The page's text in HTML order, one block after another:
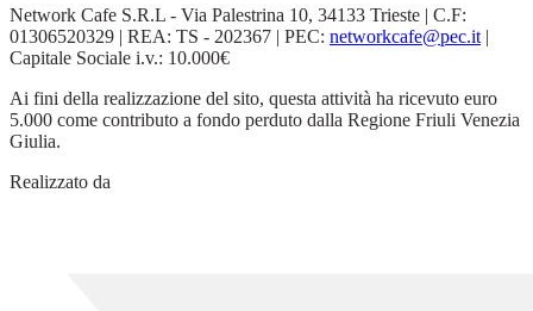
Network Cafe S.R.L - Via Palestrina 10, 34133 Trieste | C.F:
01306520329 | REA: TS - 202367 | PEC: networkcafe@pec.it|
Capitale Sociale i.v.: 10.000€
Ai fini della realizzazione del sito, questa attività ha ricevuto euro
5.000 come contributo a fondo perduto dalla Regione Friuli Venezia
Giulia.
Realizzato da